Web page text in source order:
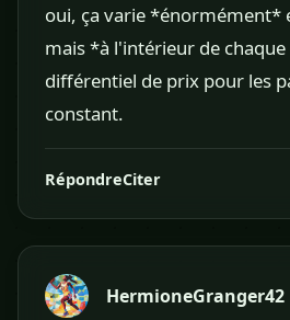
oui, ça varie *énormément*
mais *à l'intérieur de
différentiel de prix pour les
constant.
RépondreCiter
HermioneGranger42